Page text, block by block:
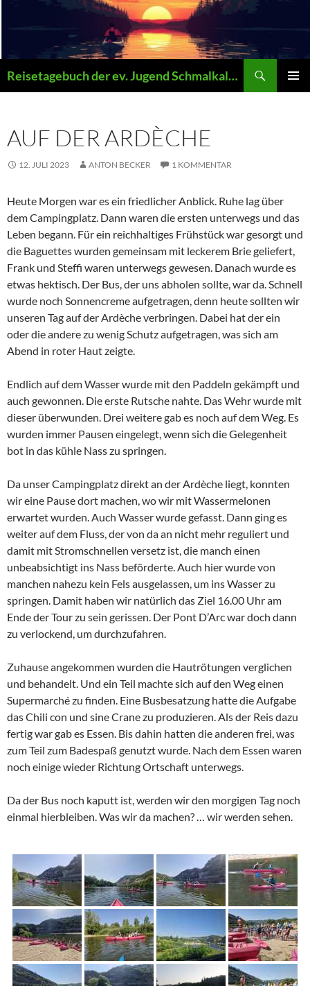
Reisetagebuch der ev. Jugend Schmalkalden
AUF DER ARDÈCHE
12. JULI 2023 ANTON BECKER 1 KOMMENTAR
Heute Morgen war es ein friedlicher Anblick. Ruhe lag über
dem Campingplatz. Dann waren die ersten unterwegs und das
Leben begann. Für ein reichhaltiges Frühstück war gesorgt und
die Baguettes wurden gemeinsam mit leckerem Brie geliefert,
Frank und Steffi waren unterwegs gewesen. Danach wurde es
etwas hektisch. Der Bus, der uns abholen sollte, war da. Schnell
wurde noch Sonnencreme aufgetragen, denn heute sollten wir
unseren Tag auf der Ardèche verbringen. Dabei hat der ein
oder die andere zu wenig Schutz aufgetragen, was sich am
Abend in roter Haut zeigte.
Endlich auf dem Wasser wurde mit den Paddeln gekämpft und
auch gewonnen. Die erste Rutsche nahte. Das Wehr wurde mit
dieser überwunden. Drei weitere gab es noch auf dem Weg. Es
wurden immer Pausen eingelegt, wenn sich die Gelegenheit
bot in das kühle Nass zu springen.
Da unser Campingplatz direkt an der Ardèche liegt, konnten
wir eine Pause dort machen, wo wir mit Wassermelonen
erwartet wurden. Auch Wasser wurde gefasst. Dann ging es
weiter auf dem Fluss, der von da an nicht mehr reguliert und
damit mit Stromschnellen versetz ist, die manch einen
unbeabsichtigt ins Nass beförderte. Auch hier wurde von
manchen nahezu kein Fels ausgelassen, um ins Wasser zu
springen. Damit haben wir natürlich das Ziel 16.00 Uhr am
Ende der Tour zu sein gerissen. Der Pont D’Arc war doch dann
zu verlockend, um durchzufahren.
Zuhause angekommen wurden die Hautrötungen verglichen
und behandelt. Und ein Teil machte sich auf den Weg einen
Supermarché zu finden. Eine Busbesatzung hatte die Aufgabe
das Chili con und sine Crane zu produzieren. Als der Reis dazu
fertig war gab es Essen. Bis dahin hatten die anderen frei, was
zum Teil zum Badespaß genutzt wurde. Nach dem Essen waren
noch einige wieder Richtung Ortschaft unterwegs.
Da der Bus noch kaputt ist, werden wir den morgigen Tag noch
einmal hierbleiben. Was wir da machen? … wir werden sehen.